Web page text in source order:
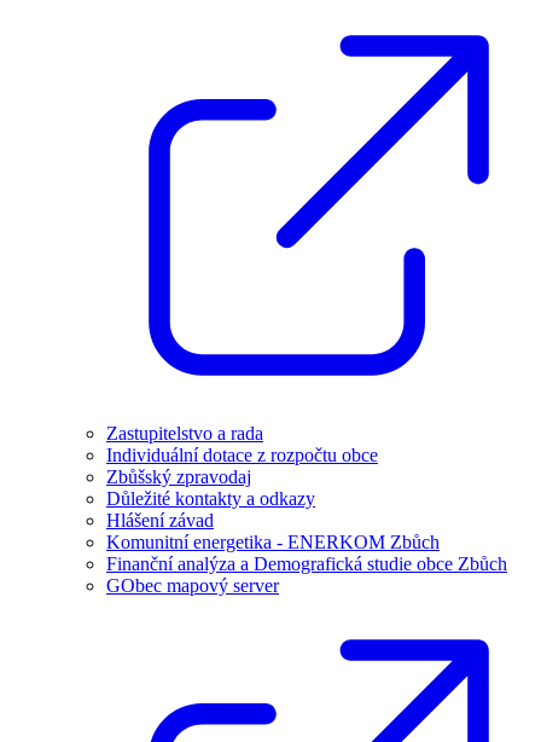
Zastupitelstvo a rada
Individuální dotace z rozpočtu obce
Zbůšský zpravodaj
Důležité kontakty a odkazy
Hlášení závad
Komunitní energetika - ENERKOM Zbůch
Finanční analýza a Demografická studie obce Zbůch
GObec mapový server